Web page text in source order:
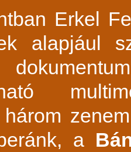
Erkel
alapjául
három
a